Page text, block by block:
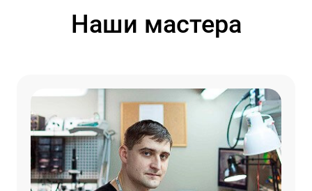
Наши мастера